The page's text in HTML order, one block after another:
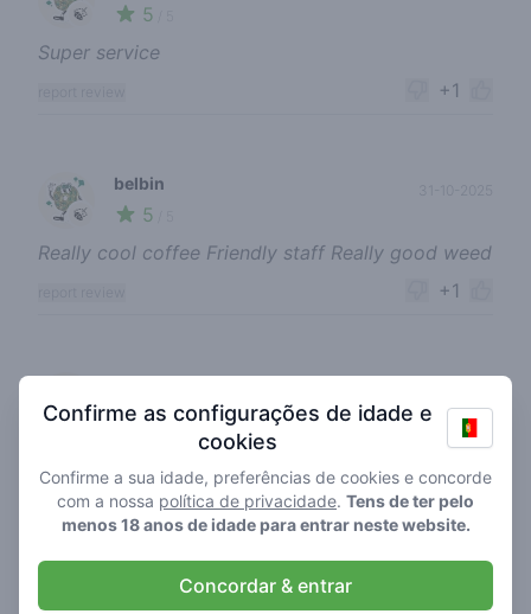
🍃 5
Super service
+1
🍃
belbin
5
31-10-2025
Really cool coffee Friendly staff Really good weed
+1
🍃 5/ 5
ünnep napokon nyitva? köszönöm
+1
babareviews420
Confirme as configurações de idade e
cookies
Confirme a sua idade, preferências de cookies e concorde
com a nossa política de privacidade. Tens de ter pelo
menos 18 anos de idade para entrar neste website.
Concordar & entrar